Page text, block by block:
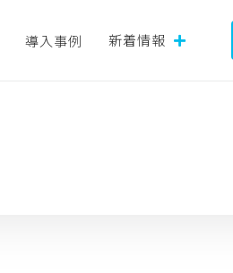
導入事例 新着情報